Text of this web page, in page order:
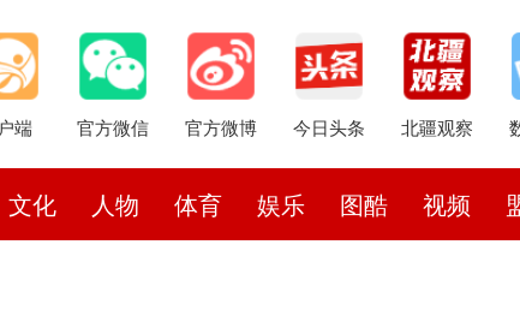
端 官方微信 官方微博 今日头条 北疆观察
文化 人物 体育 娱乐 图酷 视频